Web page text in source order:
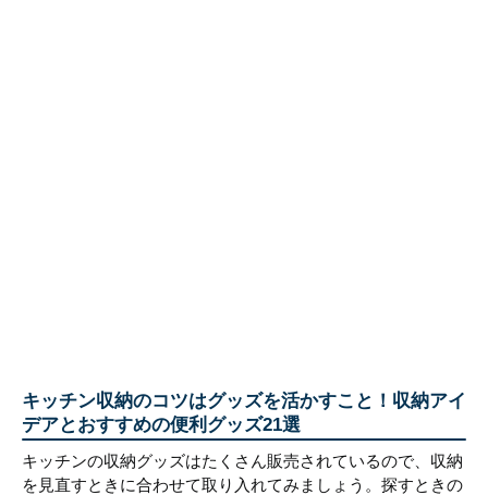
キッチン収納のコツはグッズを活かすこと！収納アイ
デアとおすすめの便利グッズ21選
キッチンの収納グッズはたくさん販売されているので、収納
を見直すときに合わせて取り入れてみましょう。探すときの